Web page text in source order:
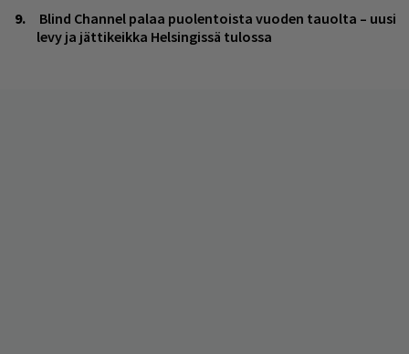
Blind Channel palaa puolentoista vuoden tauolta – uusi
levy ja jättikeikka Helsingissä tulossa